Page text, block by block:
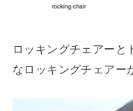
ロッキングチェアーと
なロッキングチェアー